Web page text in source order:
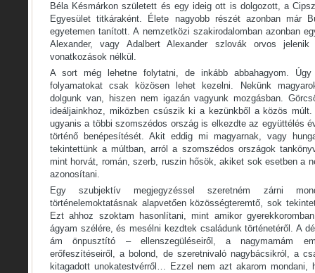
Béla Késmárkon született és egy ideig ott is dolgozott, a
Egyesület titkáraként. Élete nagyobb részét azonban már
egyetemen tanított. A nemzetközi szakirodalomban azonban
Alexander, vagy Adalbert Alexander szlovák orvos
vonatkozások nélkül.
A sort még lehetne folytatni, de inkább abbahagyom.
folyamatokat csak közösen lehet kezelni. Nekünk
dolgunk van, hiszen nem igazán vagyunk mozgásban.
ideáljainkhoz, miközben csúszik ki a kezünkből a közös
ugyanis a többi szomszédos ország is elkezdte az együttélés
történő benépesítését. Akit eddig mi magyarnak, vagy
tekintettünk a múltban, arról a szomszédos országok
mint horvát, román, szerb, ruszin hősök, akiket sok esetben a
azonosítani.
Egy szubjektív megjegyzéssel szeretném zárni
történelemoktatásnak alapvetően közösségteremtő, sok
Ezt ahhoz szoktam hasonlítani, mint amikor
ágyam szélére, és mesélni kezdtek családunk történetéről. A
ám önpusztító – ellenszegüléseiről, a nagymamám
erőfeszítéseiről, a bolond, de szeretnivaló nagybácsikról, a
kitagadott unokatestvérről… Ezzel nem azt akarom mondani,